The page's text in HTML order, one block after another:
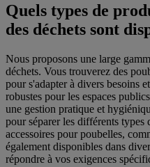
Quels types de
des déchets sont
Nous proposons une large
déchets. Vous trouverez des
pour s'adapter à divers besoins
robustes pour les espaces
une gestion pratique et
pour séparer les différents types
accessoires pour poubelles,
également disponibles dans
répondre à vos exigences